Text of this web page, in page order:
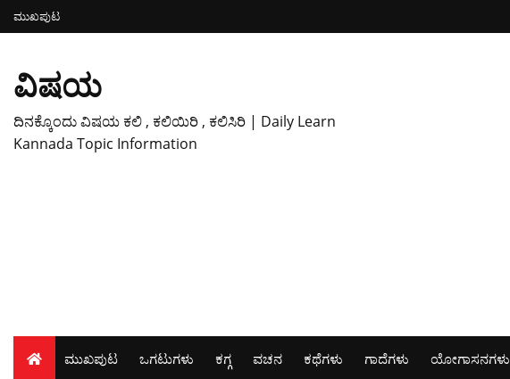
ಮುಖಪುಟ
ವಿಷಯ
ದಿನಕ್ಕೊಂದು ವಿಷಯ ಕಲಿ , ಕಲಿಯಿರಿ , ಕಲಿಸಿರಿ | Daily Learn
Kannada Topic Information
ಮುಖಪುಟ ಒಗಟುಗಳು ಕಗ್ಗ ವಚನ ಕಥೆಗಳು ಗಾದೆಗಳು ಯೋಗಾಸನಗಳು